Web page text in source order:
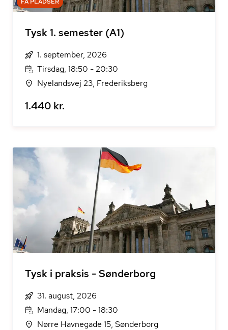
Tysk 1. semester (A1)
1. september, 2026
Tirsdag, 18:50 - 20:30
Nyelandsvej 23, Frederiksberg
1.440 kr.
Tysk i praksis - Sønderborg
31. august, 2026
Mandag, 17:00 - 18:30
Nørre Havnegade 15, Sønderborg